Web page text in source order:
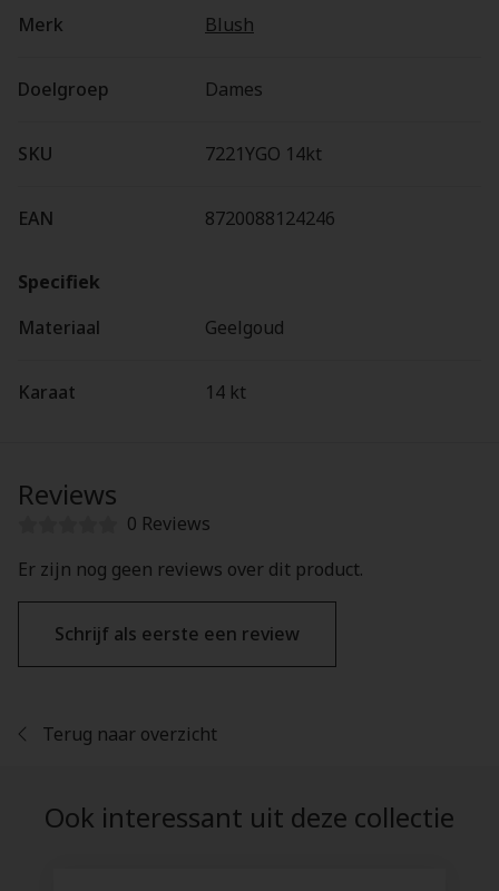
Merk Blush
Doelgroep Dames
SKU 7221YGO 14kt
EAN 8720088124246
Specifiek
Materiaal
Geelgoud
Karaat 14 kt
Reviews
0 Reviews
Er zijn nog geen reviews over dit product.
Schrijf als eerste een review
Terug naar overzicht
Ook interessant uit deze collectie